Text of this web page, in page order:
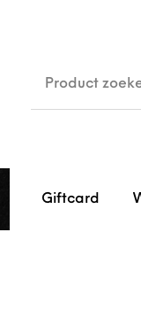
Giftcard